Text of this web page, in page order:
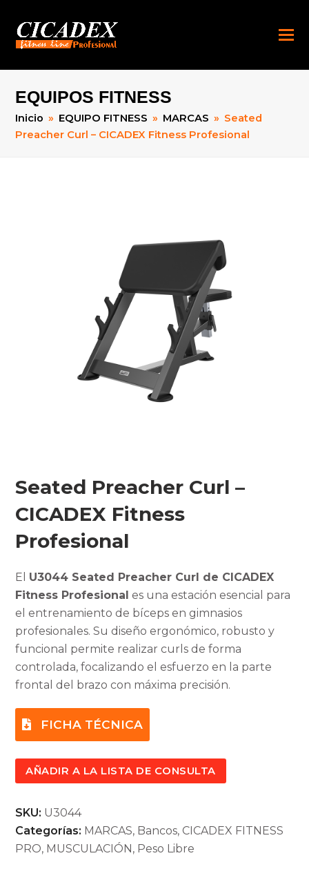
EQUIPOS FITNESS
Inicio » EQUIPO FITNESS » MARCAS » Seated
Preacher Curl – CICADEX Fitness Profesional
Seated Preacher Curl –
CICADEX Fitness
Profesional
El U3044 Seated Preacher Curl de CICADEX
Fitness Profesional es una estación esencial para
el entrenamiento de bíceps en gimnasios
profesionales. Su diseño ergonómico, robusto y
funcional permite realizar curls de forma
controlada, focalizando el esfuerzo en la parte
frontal del brazo con máxima precisión.
FICHA TÉCNICA
AÑADIR A LA LISTA DE CONSULTA
SKU: U3044
Categorías: MARCAS, Bancos, CICADEX FITNESS
PRO, MUSCULACIÓN , Peso Libre